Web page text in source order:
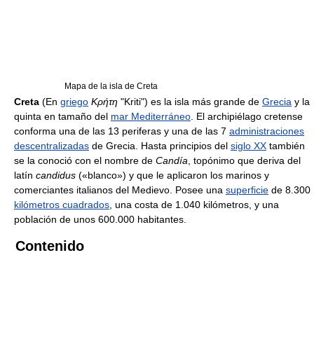
Mapa de la isla de Creta
Creta (En griego Κρήτη "Kriti") es la isla más grande de Grecia y la
quinta en tamaño del mar Mediterráneo . El archipiélago cretense
conforma una de las 13 periferas y una de las 7 administraciones
descentralizadas de Grecia. Hasta principios del siglo XX también
se la conoció con el nombre de Candía , topónimo que deriva del
latín candidus («blanco») y que le aplicaron los marinos y
comerciantes italianos del Medievo. Posee una superficie de 8.300
kilómetros cuadrados , una costa de 1.040 kilómetros, y una
población de unos 600.000 habitantes.
Contenido